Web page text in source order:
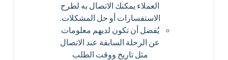
العملاء يمكنك الاتصال به لطرح
الاستفسارات أو حل المشكلات.
يُفضل أن تكون لديهم معلومات
عن الرحلة السابقة عند الاتصال
مثل تاريخ ووقت الطلب